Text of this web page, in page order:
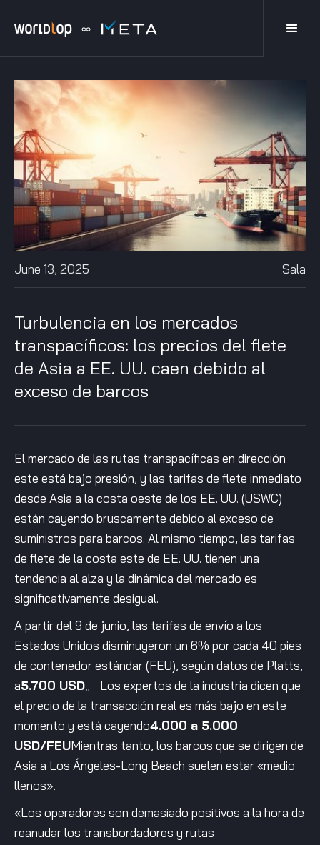
June 13, 2025 Sala
Turbulencia en los mercados
transpacíficos: los precios del flete
de Asia a EE. UU. caen debido al
exceso de barcos
El mercado de las rutas transpacíficas en dirección
este está bajo presión, y las tarifas de flete inmediato
desde Asia a la costa oeste de los EE. UU. (USWC)
están cayendo bruscamente debido al exceso de
suministros para barcos. Al mismo tiempo, las tarifas
de flete de la costa este de EE. UU. tienen una
tendencia al alza y la dinámica del mercado es
significativamente desigual.
A partir del 9 de junio, las tarifas de envío a los
Estados Unidos disminuyeron un 6% por cada 40 pies
de contenedor estándar (FEU), según datos de Platts,
a5.700 USD。 Los expertos de la industria dicen que
el precio de la transacción real es más bajo en este
momento y está cayendo4.000 a 5.000
USD/FEUMientras tanto, los barcos que se dirigen de
Asia a Los Ángeles-Long Beach suelen estar «medio
llenos».
«Los operadores son demasiado positivos a la hora de
reanudar los transbordadores y rutas